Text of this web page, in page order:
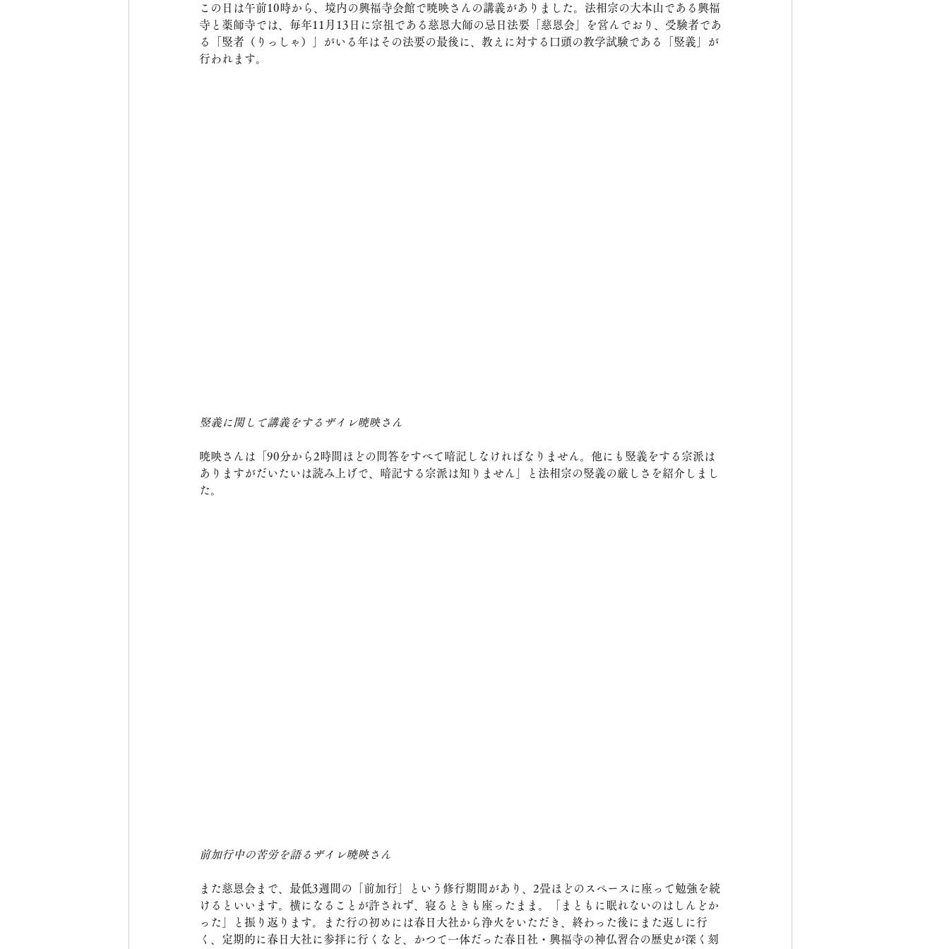
この日は午前10時から、境内の興福寺会館で暁映さんの講義がありました。法相宗の大本山である興福
寺と薬師寺では、毎年11月13日に宗祖である慈恩大師の忌日法要「慈恩会」を営んでおり、受験者であ
る「竪者（りっしゃ）」がいる年はその法要の最後に、教えに対する口頭の教学試験である「竪義」が
行われます。
竪義に関して講義をするザイレ暁映さん
暁映さんは「90分から2時間ほどの問答をすべて暗記しなければなりません。他にも竪義をする宗派は
ありますがだいたいは読み上げで、暗記する宗派は知りません」と法相宗の竪義の厳しさを紹介しまし
た。
前加行中の苦労を語るザイレ暁映さん
また慈恩会まで、最低3週間の「前加行」という修行期間があり、2畳ほどのスペースに座って勉強を続
けるといいます。横になることが許されず、寝るときも座ったまま。「まともに眠れないのはしんどか
った」と振り返ります。また行の初めには春日大社から浄火をいただき、終わった後にまた返しに行
く、定期的に春日大社に参拝に行くなど、かつて一体だった春日社・興福寺の神仏習合の歴史が深く刻